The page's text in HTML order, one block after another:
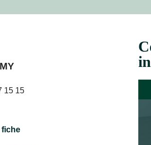
15 15
fiche